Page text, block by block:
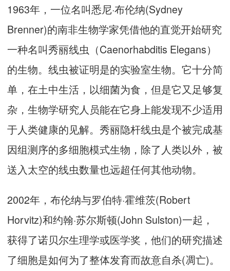
1963年，一位名叫悉尼·布伦纳(Sydney
Brenner)的南非生物学家凭借他的直觉开始研究
一种名叫秀丽线虫（Caenorhabditis Elegans）
的生物。线虫被证明是的实验室生物。它十分简
单，在土中生活，以细菌为食，但是它又足够复
杂，生物学研究人员能在它身上能发现不少适用
于人类健康的见解。秀丽隐杆线虫是个被完成基
因组测序的多细胞模式生物，除了人类以外，被
送入太空的线虫数量也远超任何其他动物。
2002年，布伦纳与罗伯特·霍维茨(Robert
Horvitz)和约翰·苏尔斯顿(John Sulston)一起，
获得了诺贝尔生理学或医学奖，他们的研究描述
了细胞是如何为了整体发育而故意自杀(凋亡)。